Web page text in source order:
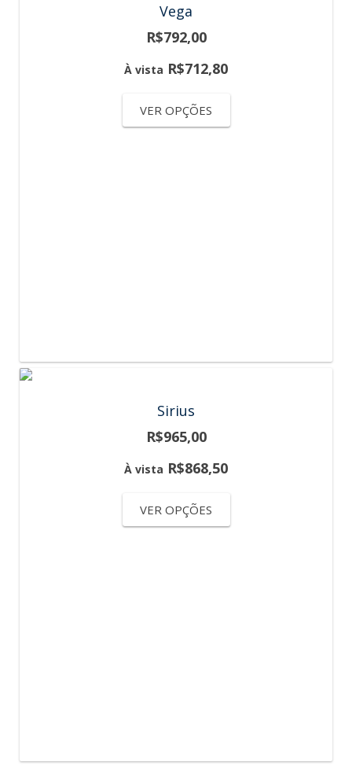
Vega
R$792,00
À vista R$712,80
VER OPÇÕES
Sirius
R$965,00
À vista R$868,50
VER OPÇÕES